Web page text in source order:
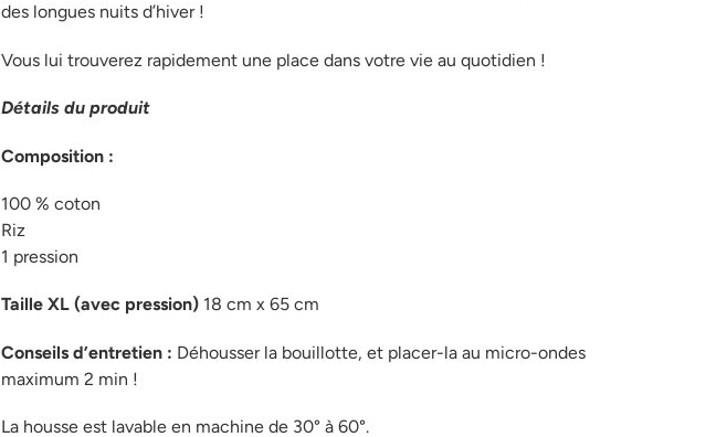
des longues nuits d’hiver !
Vous lui trouverez rapidement une place dans votre vie au quotidien !
Détails du produit
Composition :
100 % coton
Riz
1 pression
Taille XL (avec pression) 18 cm x 65 cm
Conseils d’entretien : Déhousser la bouillotte, et placer-la au micro-ondes
maximum 2 min !
La housse est lavable en machine de 30° à 60°.